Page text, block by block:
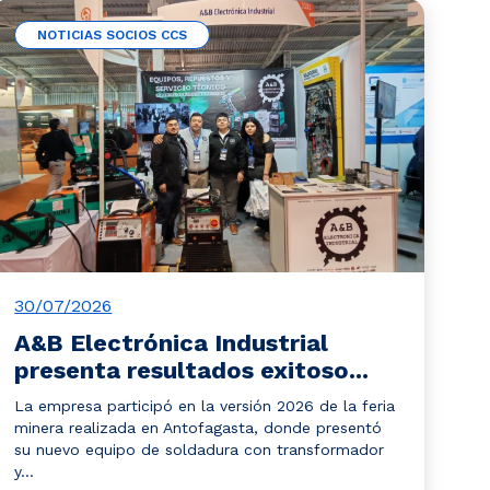
NOTICIAS SOCIOS CCS
30/07/2026
A&B Electrónica Industrial
presenta resultados exitoso...
La empresa participó en la versión 2026 de la feria
minera realizada en Antofagasta, donde presentó
su nuevo equipo de soldadura con transformador
y...